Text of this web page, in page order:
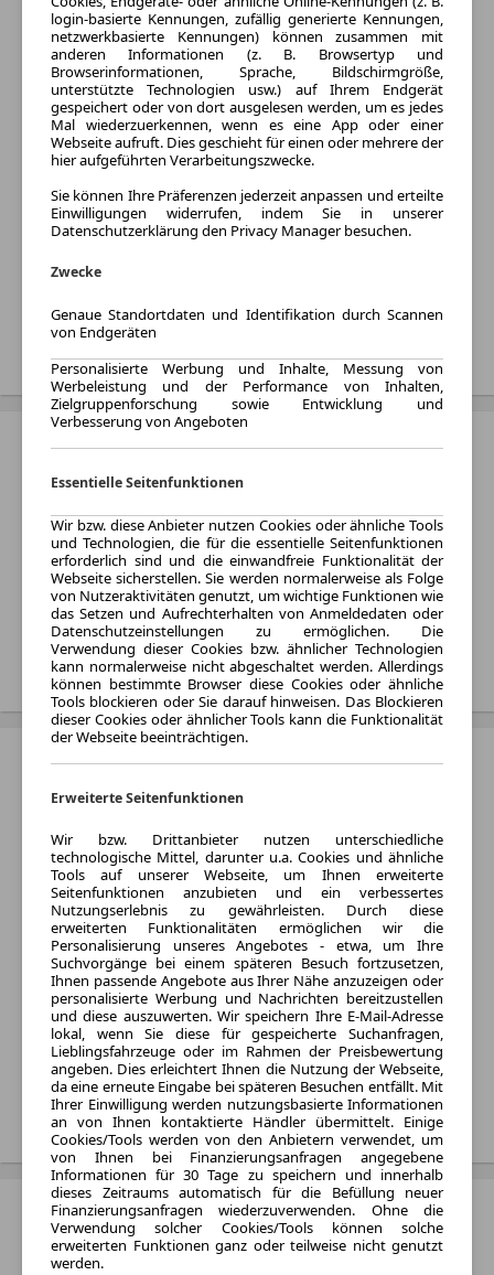
2023 - 2026
Varianten:
Limousine
Kraftstoff:
Elektro
Listenpreis:
Von 115.700 € bis 210.390
€
BMW i8
Varianten:
Cabrio
Kraftstoff:
Hybrid
Treffer anzeigen
BMW iX
Varianten:
Limousine und SUV
Kraftstoff:
Elektro
Listenpreis:
Von 77.300 € bis 154.339 €
Monatliche Rate:
Von 529 € bis 2.769 € pro
Monat
Treffer anzeigen
BMW iX1
Baujahr:
login-basierte Kennungen, zufällig generierte Kennungen,
netzwerkbasierte Kennungen) können zusammen mit
anderen Informationen (z. B. Browsertyp und
Browserinformationen, Sprache, Bildschirmgröße,
unterstützte Technologien usw.) auf Ihrem Endgerät
gespeichert oder von dort ausgelesen werden, um es jedes
Mal wiederzuerkennen, wenn es eine App oder einer
Webseite aufruft. Dies geschieht für einen oder mehrere der
hier aufgeführten Verarbeitungszwecke.
Sie können Ihre Präferenzen jederzeit anpassen und erteilte
Einwilligungen widerrufen, indem Sie in unserer
Datenschutzerklärung den Privacy Manager besuchen.
Zwecke
Genaue Standortdaten und Identifikation durch Scannen
von Endgeräten
Personalisierte Werbung und Inhalte, Messung von
Werbeleistung und der Performance von Inhalten,
Zielgruppenforschung sowie Entwicklung und
Verbesserung von Angeboten
Essentielle Seitenfunktionen
Wir bzw. diese Anbieter nutzen Cookies oder ähnliche Tools
und Technologien, die für die essentielle Seitenfunktionen
erforderlich sind und die einwandfreie Funktionalität der
Webseite sicherstellen. Sie werden normalerweise als Folge
von Nutzeraktivitäten genutzt, um wichtige Funktionen wie
das Setzen und Aufrechterhalten von Anmeldedaten oder
Datenschutzeinstellungen zu ermöglichen. Die
Verwendung dieser Cookies bzw. ähnlicher Technologien
kann normalerweise nicht abgeschaltet werden. Allerdings
können bestimmte Browser diese Cookies oder ähnliche
Tools blockieren oder Sie darauf hinweisen. Das Blockieren
dieser Cookies oder ähnlicher Tools kann die Funktionalität
der Webseite beeinträchtigen.
Erweiterte Seitenfunktionen
Wir bzw. Drittanbieter nutzen unterschiedliche
technologische Mittel, darunter u.a. Cookies und ähnliche
Tools auf unserer Webseite, um Ihnen erweiterte
Seitenfunktionen anzubieten und ein verbessertes
Nutzungserlebnis zu gewährleisten. Durch diese
erweiterten Funktionalitäten ermöglichen wir die
Personalisierung unseres Angebotes - etwa, um Ihre
Suchvorgänge bei einem späteren Besuch fortzusetzen,
Ihnen passende Angebote aus Ihrer Nähe anzuzeigen oder
personalisierte Werbung und Nachrichten bereitzustellen
und diese auszuwerten. Wir speichern Ihre E-Mail-Adresse
lokal, wenn Sie diese für gespeicherte Suchanfragen,
Lieblingsfahrzeuge oder im Rahmen der Preisbewertung
angeben. Dies erleichtert Ihnen die Nutzung der Webseite,
da eine erneute Eingabe bei späteren Besuchen entfällt. Mit
Ihrer Einwilligung werden nutzungsbasierte Informationen
an von Ihnen kontaktierte Händler übermittelt. Einige
Cookies/Tools werden von den Anbietern verwendet, um
von Ihnen bei Finanzierungsanfragen angegebene
Informationen für 30 Tage zu speichern und innerhalb
dieses Zeitraums automatisch für die Befüllung neuer
Finanzierungsanfragen wiederzuverwenden. Ohne die
Verwendung solcher Cookies/Tools können solche
erweiterten Funktionen ganz oder teilweise nicht genutzt
werden.